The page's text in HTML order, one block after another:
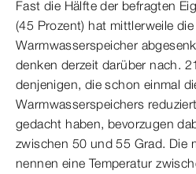
Fast die Hälfte der befragten
(45 Prozent) hat mittlerweile
Warmwasserspeicher
denken derzeit darüber nach.
denjenigen, die schon einmal
Warmwasserspeichers
gedacht haben, bevorzugen
zwischen 50 und 55 Grad. Die
nennen eine Temperatur